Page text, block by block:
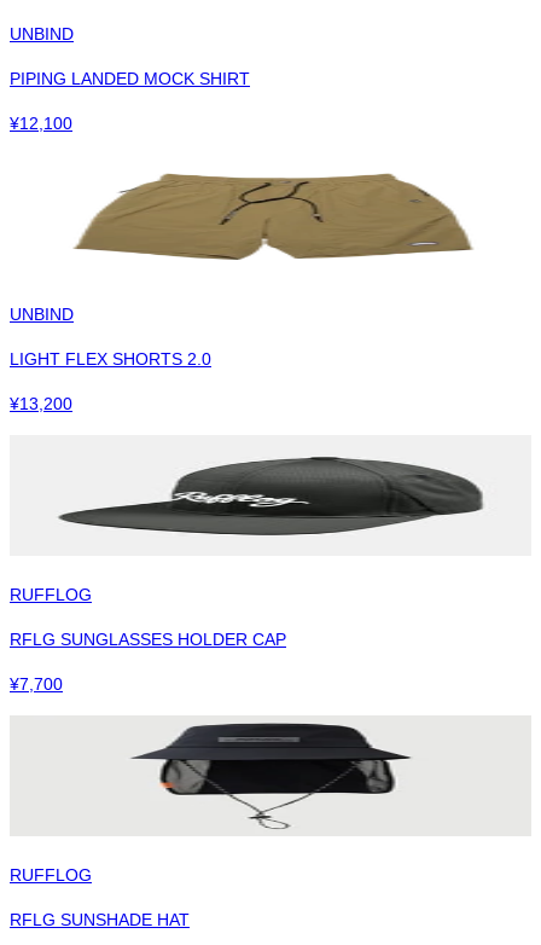
UNBIND
PIPING LANDED MOCK SHIRT
¥12,100
UNBIND
LIGHT FLEX SHORTS 2.0
¥13,200
RUFFLOG
RFLG SUNGLASSES HOLDER CAP
¥7,700
RUFFLOG
RFLG SUNSHADE HAT